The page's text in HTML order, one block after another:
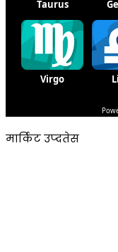
मार्किट उप्दतेस